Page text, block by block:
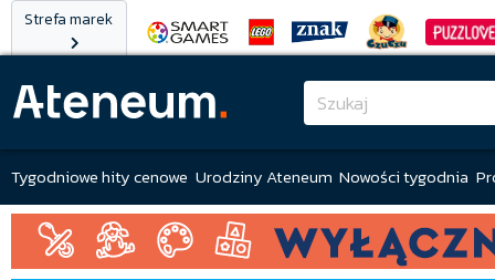
Strefa marek
Tygodniowe hity cenowe Urodziny Ateneum Nowości tygodnia